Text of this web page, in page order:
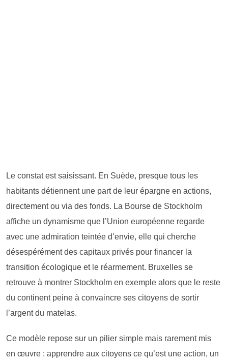
Le constat est saisissant. En Suède, presque tous les
habitants détiennent une part de leur épargne en actions,
directement ou via des fonds. La Bourse de Stockholm
affiche un dynamisme que l’Union européenne regarde
avec une admiration teintée d’envie, elle qui cherche
désespérément des capitaux privés pour financer la
transition écologique et le réarmement. Bruxelles se
retrouve à montrer Stockholm en exemple alors que le reste
du continent peine à convaincre ses citoyens de sortir
l’argent du matelas.
Ce modèle repose sur un pilier simple mais rarement mis
en œuvre : apprendre aux citoyens ce qu’est une action, un